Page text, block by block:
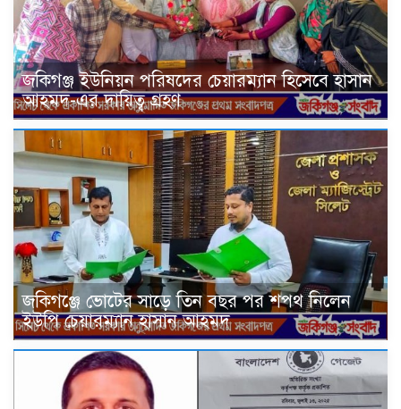
জকিগঞ্জ ইউনিয়ন পরিষদের চেয়ারম্যান হিসেবে হাসান
আহমদ-এর দায়িত্ব গ্রহণ
জকিগঞ্জে ভোটের সাড়ে তিন বছর পর শপথ নিলেন
ইউপি চেয়ারম্যান হাসান আহমদ